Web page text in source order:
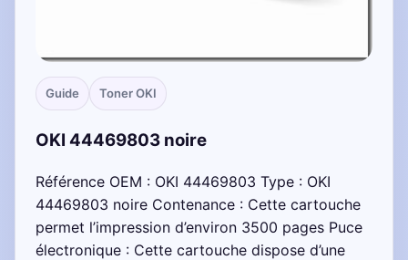
Guide Toner OKI
OKI 44469803 noire
Référence OEM : OKI 44469803 Type : OKI
44469803 noire Contenance : Cette cartouche
permet l’impression d’environ 3500 pages Puce
électronique : Cette cartouche dispose d’une